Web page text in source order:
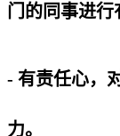
门的同事进行
- 有责任心，
力。